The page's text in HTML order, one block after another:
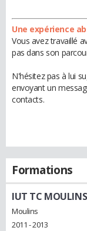
Une expérience
Vous avez travaillé
pas dans son
N'hésitez pas à lui
envoyant un
contacts.
Formations
IUT TC
Moulins
2011 - 2013